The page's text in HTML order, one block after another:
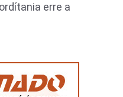
erre a